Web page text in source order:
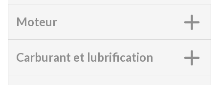
Moteur
Carburant et lubrification